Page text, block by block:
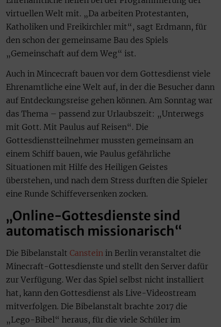
virtuellen Welt mit. „Da arbeiten Protestanten,
Katholiken und Freikirchler mit“, sagt Erdmann, für
den schon der gemeinsame Bau des Spiels
„Gemeinschaft auf dem Weg“ ist.
Auch in Mincecraft bauen vor dem Gottesdienst viele
Ehrenamtliche eine Welt auf, in der die Besucher dann
auf Entdeckungsreise gehen können. Am Sonntag war
das Thema – passend zur Urlaubszeit: „Unterwegs
mit Gott. Mit Paulus auf Reisen“. Die
Gottesdienstteilnehmer mussten gemeinsam an
einem Schiff bauen, wie Paulus gefährliche
Situationen mit Hilfe des Heiligen Geistes
überstehen, und nach dem Stress durften die Spieler
eine Runde Schiffeversenken zocken.
„Online-Gottesdienste sind
automatisch missionarisch“
Die Bibelanstalt Canstein in Berlin veranstaltet die
Minecraft-Gottesdienste und stellt den Server dafür
zur Verfügung. Wer das Spiel selbst nicht installiert
hat, kann den Gottesdienst als Live-Videostream
mitverfolgen. Die Bibelanstalt brachte 2017 die
„Lego-Bibel“ heraus, für die viele Schüler im